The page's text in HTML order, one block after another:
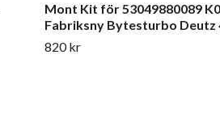
Mont Kit för 53049880089
Fabriksny Bytesturbo Deutz
820 kr